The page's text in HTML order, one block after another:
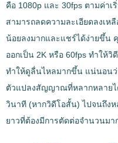
คือ 1080p และ 30fps ตามค่า
สามารถลดความละเอียดลงเห
น้อยลงมากและแชร์ได้ง่ายขึ้น
ออกเป็น 2K หรือ 60fps ทำให้
ทำให้ดูลื่นไหลมากขึ้น แน่นอน
ตัวแปลงสัญญาณที่หลากหลายไ
วินาที (หากวิดีโอสั้น) ไปจนถึง
ยาวที่ต้องมีการตัดต่อจำนวนมา